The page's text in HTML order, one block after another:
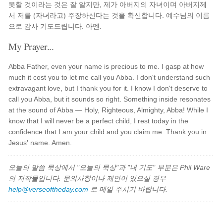
못할 것이라는 것은 잘 알지만, 제가 아버지의 자녀이며 아버지께
서 저를 (자녀라고) 주장하신다는 것을 확신합니다. 예수님의 이름
으로 감사 기도드립니다. 아멘.
My Prayer...
Abba Father, even your name is precious to me. I gasp at how
much it cost you to let me call you Abba. I don't understand such
extravagant love, but I thank you for it. I know I don't deserve to
call you Abba, but it sounds so right. Something inside resonates
at the sound of Abba — Holy, Righteous, Almighty, Abba! While I
know that I will never be a perfect child, I rest today in the
confidence that I am your child and you claim me. Thank you in
Jesus' name. Amen.
오늘의 말씀 묵상에서 "오늘의 묵상"과 "내 기도" 부분은 Phil Ware
의 저작물입니다. 문의사항이나 제안이 있으실 경우
help@verseoftheday.com 로 메일 주시기 바랍니다.